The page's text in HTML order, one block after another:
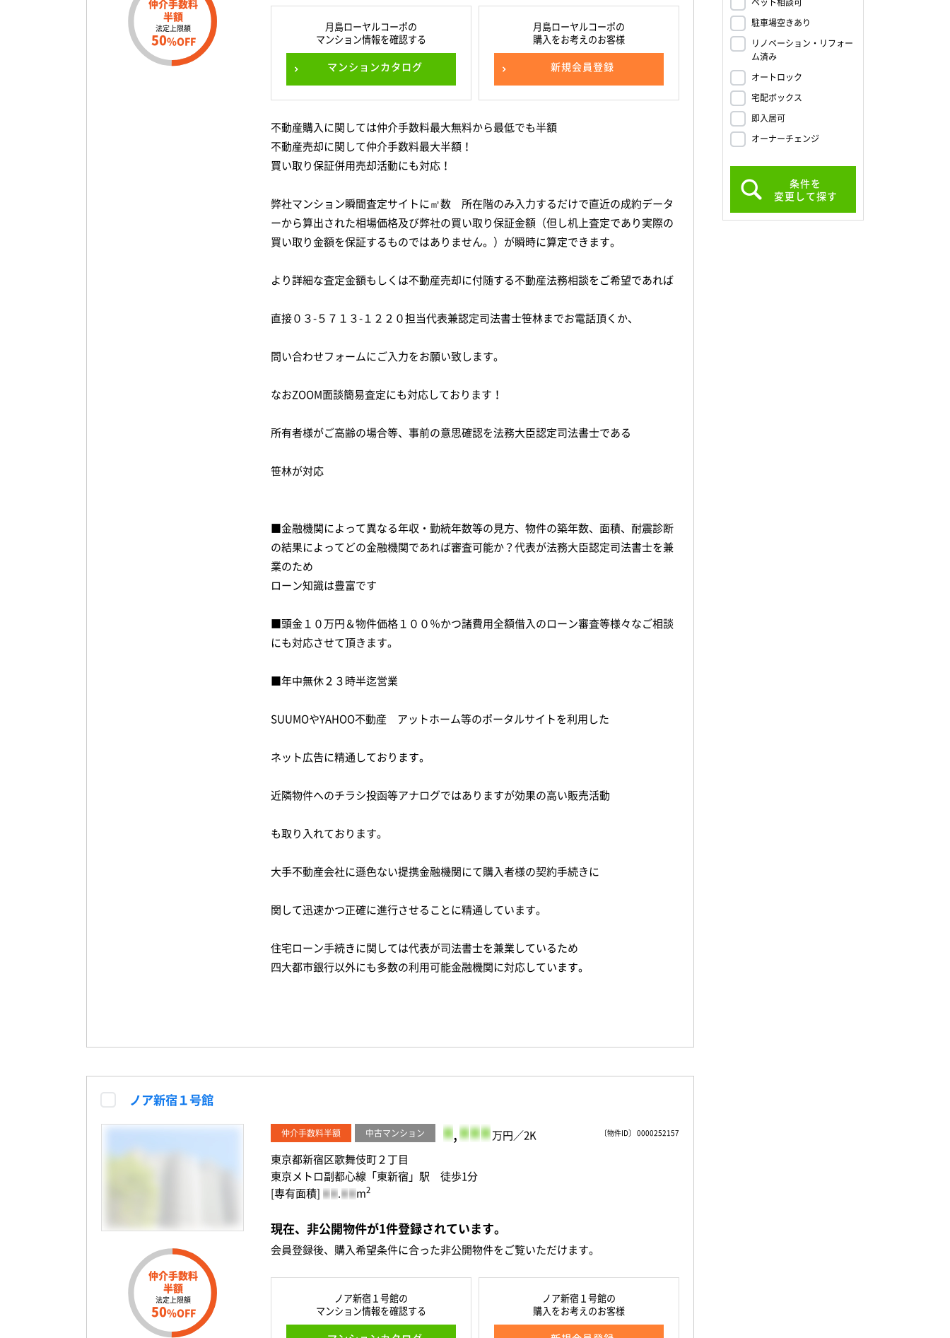
仲介手数料
半額
法定上限額
50%OFF
月島ローヤルコーポの
マンション情報を確認する
マンションカタログ
月島ローヤルコーポの
購入をお考えのお客様
新規会員登録
不動産購入に関しては仲介手数料最大無料から最低でも半額
不動産売却に関して仲介手数料最大半額！
買い取り保証併用売却活動にも対応！
弊社マンション瞬間査定サイトに㎡数 所在階のみ入力するだけで直近の成約データ
ーから算出された相場価格及び弊社の買い取り保証金額（但し机上査定であり実際の
買い取り金額を保証するものではありません。）が瞬時に算定できます。
より詳細な査定金額もしくは不動産売却に付随する不動産法務相談をご希望であれば
直接０３-５７１３-１２２０担当代表兼認定司法書士笹林までお電話頂くか、
問い合わせフォームにご入力をお願い致します。
なおZOOM面談簡易査定にも対応しております！
所有者様がご高齢の場合等、事前の意思確認を法務大臣認定司法書士である
笹林が対応
■金融機関によって異なる年収・勤続年数等の見方、物件の築年数、面積、耐震診断
の結果によってどの金融機関であれば審査可能か？代表が法務大臣認定司法書士を兼
業のため
ローン知識は豊富です
■頭金１０万円＆物件価格１００％かつ諸費用全額借入のローン審査等様々なご相談
にも対応させて頂きます。
■年中無休２３時半迄営業
SUUMOやYAHOO不動産 アットホーム等のポータルサイトを利用した
ネット広告に精通しております。
近隣物件へのチラシ投函等アナログではありますが効果の高い販売活動
も取り入れております。
大手不動産会社に遜色ない提携金融機関にて購入者様の契約手続きに
関して迅速かつ正確に進行させることに精通しています。
住宅ローン手続きに関しては代表が司法書士を兼業しているため
四大都市銀行以外にも多数の利用可能金融機関に対応しています。
ノア新宿１号館
仲介手数料
半額
法定上限額
50%OFF
〔物件ID〕 0000252157
仲介手数料半額 中古マンション - ,- - - 万円／2K
東京都新宿区歌舞伎町２丁目
東京メトロ副都心線「東新宿」駅 徒歩1分
[専有面積] - - .- - m2
現在、非公開物件が1件登録されています。
会員登録後、購入希望条件に合った非公開物件をご覧いただけます。
ノア新宿１号館の
マンション情報を確認する
ノア新宿１号館の
購入をお考えのお客様
駐車場空きあり
リノベーション・リフォー
ム済み
オートロック
宅配ボックス
即入居可
オーナーチェンジ
条件を
変更して探す